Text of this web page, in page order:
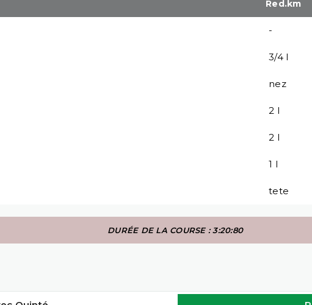
Red.km
-
3/4 l
nez
2 l
2 l
1 l
tete
DURÉE DE LA COURSE : 3:20:80